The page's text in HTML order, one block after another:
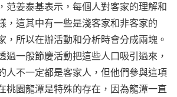
范姜泰基表示，每個人對客家的理解和
，這其中有一些是淺客家和非客家的
，所以在辦活動和分析時會分成兩塊。
過一般節慶活動把這些人口吸引過來，
人不一定都是客家人，但他們參與這項
桃園龍潭是特殊的存在，因為龍潭一直